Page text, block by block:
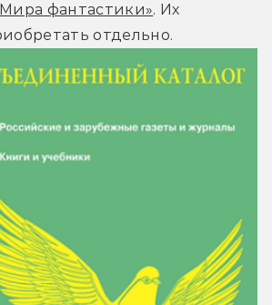
фантастики». Их
отдельно.